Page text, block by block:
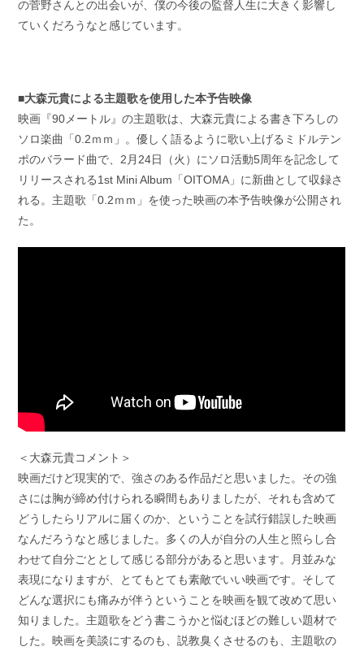
の菅野さんとの出会いが、僕の今後の監督人生に大きく影響し
ていくだろうなと感じています。
■大森元貴による主題歌を使用した本予告映像
映画『90メートル』の主題歌は、大森元貴による書き下ろしの
ソロ楽曲「0.2ｍｍ」。優しく語るように歌い上げるミドルテン
ポのバラード曲で、2月24日（火）にソロ活動5周年を記念して
リリースされる1st Mini Album「OITOMA」に新曲として収録さ
れる。主題歌「0.2ｍｍ」を使った映画の本予告映像が公開され
た。
＜大森元貴コメント＞
映画だけど現実的で、強さのある作品だと思いました。その強
さには胸が締め付けられる瞬間もありましたが、それも含めて
どうしたらリアルに届くのか、ということを試行錯誤した映画
なんだろうなと感じました。多くの人が自分の人生と照らし合
わせて自分ごととして感じる部分があると思います。月並みな
表現になりますが、とてもとても素敵でいい映画です。そして
どんな選択にも痛みが伴うということを映画を観て改めて思い
知りました。主題歌をどう書こうかと悩むほどの難しい題材で
した。映画を美談にするのも、説教臭くさせるのも、主題歌の